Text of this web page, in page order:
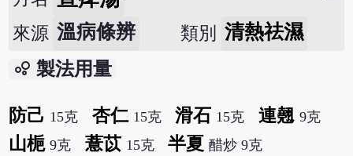
來源 溫病條辨 類別 清熱祛濕
bubble_chart 製法用量
防己 15克 杏仁 15克 滑石 15克 連翹 9克
山梔 9克 薏苡 15克 半夏 醋炒 9克